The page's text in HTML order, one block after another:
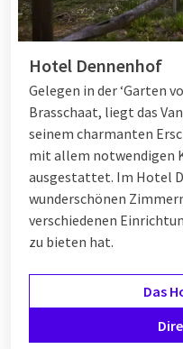
Hotel Dennenhof
Gelegen in der ‘Garten
Brasschaat, liegt das
seinem charmanten
mit allem notwendigen
ausgestattet. Im Hotel
wunderschönen
verschiedenen
zu bieten hat.
Das